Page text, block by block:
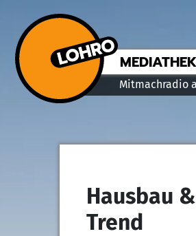
Mitmachradio
MEDIATHEK
Hausbau
Trend